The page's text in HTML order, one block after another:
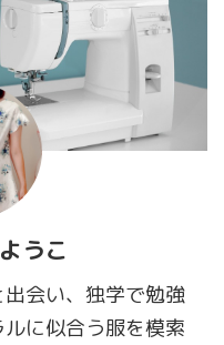
うこ
会い、独学で勉強
に似合う服を模索